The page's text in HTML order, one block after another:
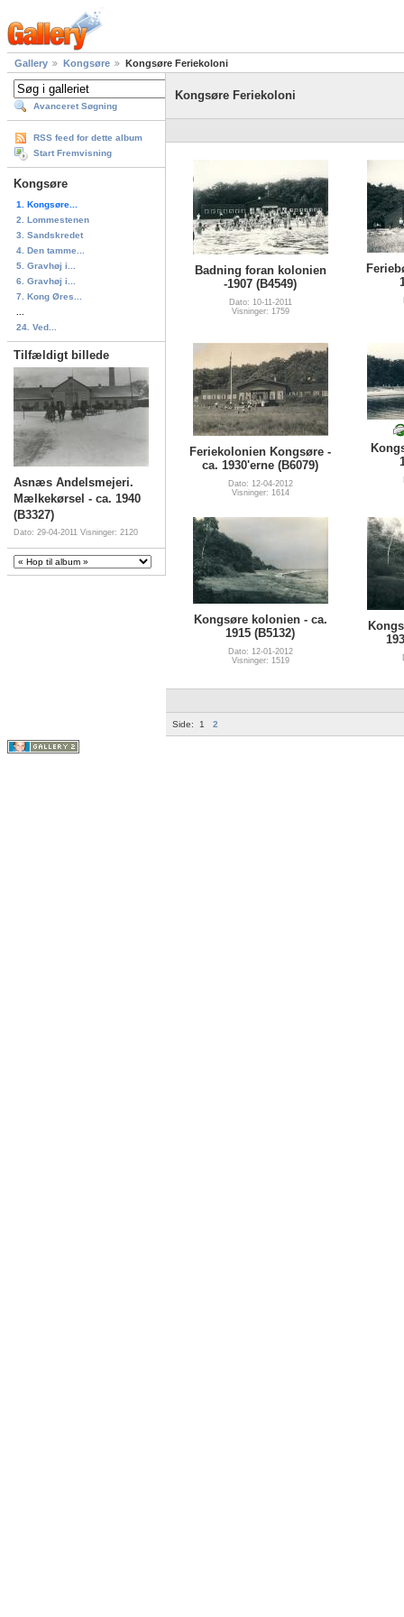
Gallery Kongsøre Kongsøre Feriekoloni
Avanceret Søgning
RSS feed for dette album
Start Fremvisning
Kongsøre
1. Kongsøre...
2. Lommestenen
3. Sandskredet
4. Den tamme...
5. Gravhøj i...
6. Gravhøj i...
7. Kong Øres...
24. Ved...
Tilfældigt billede
Asnæs Andelsmejeri.
Mælkekørsel - ca. 1940
(B3327)
Dato: 29-04-2011 Visninger: 2120
Kongsøre Feriekoloni
Badning foran kolonien
-1907 (B4549)
Dato: 10-11-2011
Visninger: 1759
Feriekolonien Kongsøre -
ca. 1930'erne (B6079)
Dato: 12-04-2012
Visninger: 1614
Kongsøre kolonien - ca.
1915 (B5132)
Dato: 12-01-2012
Visninger: 1519
Side: 1 2